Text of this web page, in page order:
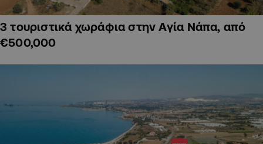
3 τουριστικά χωράφια στην Αγία Νάπα, από
€500,000